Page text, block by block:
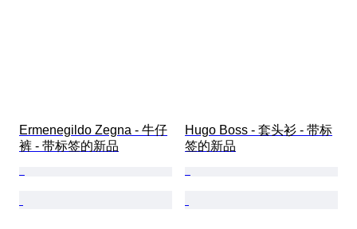
Ermenegildo Zegna - 牛仔
裤 - 带标签的新品
Hugo Boss - 套头衫 - 带标
签的新品